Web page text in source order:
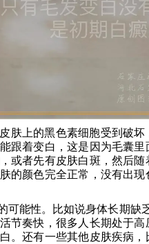
肤上的黑色素细胞受到破
跟着变白，这是因为毛囊
或者先有皮肤白斑，然后
的颜色完全正常，没有出
可能性。比如说身体长期缺
节奏快，很多人长期处于
。还有一些其他皮肤疾病